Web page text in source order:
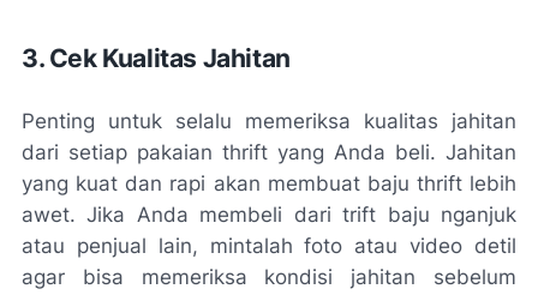
3. Cek Kualitas Jahitan
Penting untuk selalu memeriksa kualitas jahitan
dari setiap pakaian thrift yang Anda beli. Jahitan
yang kuat dan rapi akan membuat baju thrift lebih
awet. Jika Anda membeli dari trift baju nganjuk
atau penjual lain, mintalah foto atau video detil
agar bisa memeriksa kondisi jahitan sebelum